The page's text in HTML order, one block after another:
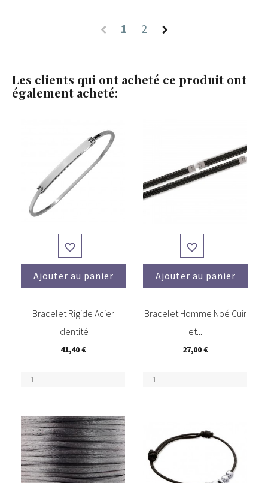
1 2
Les clients qui ont acheté ce produit ont
également acheté:

Ajouter au panier
Bracelet Rigide Acier
Identité
41,40 €

Ajouter au panier
Bracelet Homme Noé Cuir
et...
27,00 €